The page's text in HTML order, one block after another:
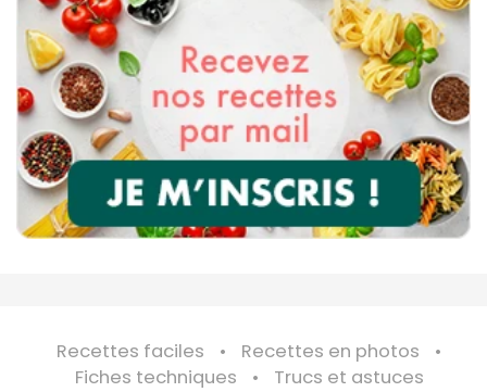
Recettes faciles
Recettes en photos
Fiches techniques
Trucs et astuces